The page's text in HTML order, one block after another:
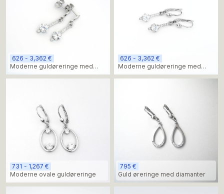
626 - 3,362 €
Moderne guldøreringe med
diamanter
626 - 3,362 €
Moderne guldøreringe med
labdiamanter
731 - 1,267 €
Moderne ovale guldøreringe
795 €
Guld øreringe med diamanter